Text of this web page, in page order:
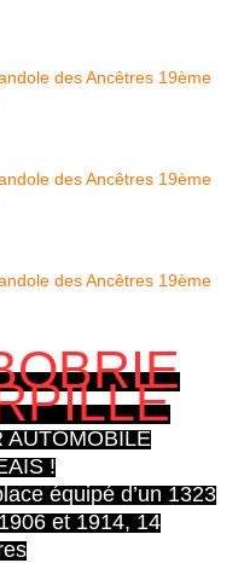
AUTOMOBILE
!
équipé d’un 1323
et 1914, 14